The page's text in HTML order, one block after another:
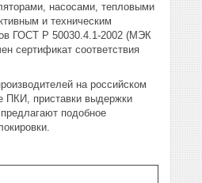
насосами, тепловыми
и техническим
ГОСТ Р 50030.4.1-2002 (МЭК
сертификат соответствия
на российском
ПКИ, приставки выдержки
подобное